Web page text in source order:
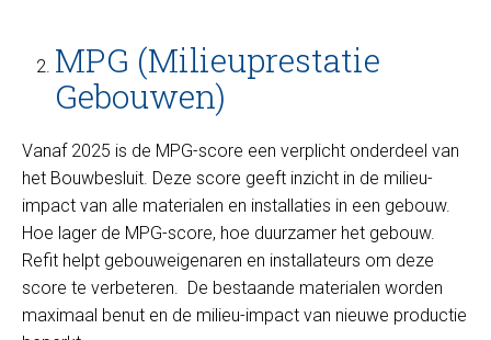
MPG (Milieuprestatie
Gebouwen)
Vanaf 2025 is de MPG-score een verplicht onderdeel van
het Bouwbesluit. Deze score geeft inzicht in de milieu-
impact van alle materialen en installaties in een gebouw.
Hoe lager de MPG-score, hoe duurzamer het gebouw.
Refit helpt gebouweigenaren en installateurs om deze
score te verbeteren. De bestaande materialen worden
maximaal benut en de milieu-impact van nieuwe productie